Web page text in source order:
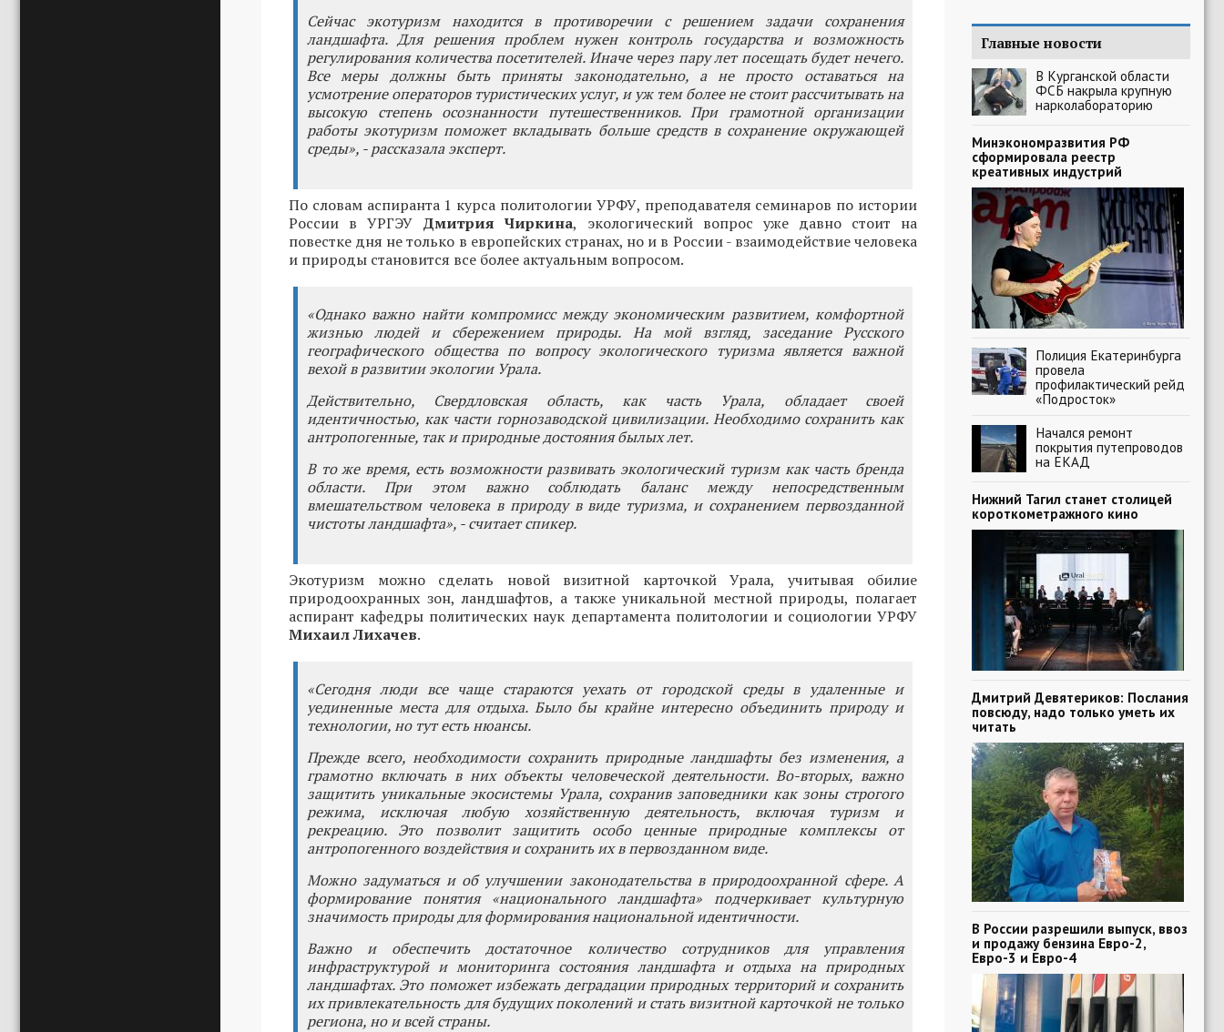
Сейчас экотуризм находится в противоречии с решением задачи сохранения
ландшафта. Для решения проблем нужен контроль государства и возможность
регулирования количества посетителей. Иначе через пару лет посещать будет нечего.
Все меры должны быть приняты законодательно, а не просто оставаться на
усмотрение операторов туристических услуг, и уж тем более не стоит рассчитывать на
высокую степень осознанности путешественников. При грамотной организации
работы экотуризм поможет вкладывать больше средств в сохранение окружающей
среды», - рассказала эксперт.
По словам аспиранта 1 курса политологии УРФУ, преподавателя семинаров по истории
России в УРГЭУ Дмитрия Чиркина, экологический вопрос уже давно стоит на
повестке дня не только в европейских странах, но и в России - взаимодействие человека
и природы становится все более актуальным вопросом.
«Однако важно найти компромисс между экономическим развитием, комфортной
жизнью людей и сбережением природы. На мой взгляд, заседание Русского
географического общества по вопросу экологического туризма является важной
вехой в развитии экологии Урала.
Действительно, Свердловская область, как часть Урала, обладает своей
идентичностью, как части горнозаводской цивилизации. Необходимо сохранить как
антропогенные, так и природные достояния былых лет.
В то же время, есть возможности развивать экологический туризм как часть бренда
области. При этом важно соблюдать баланс между непосредственным
вмешательством человека в природу в виде туризма, и сохранением первозданной
чистоты ландшафта», - считает спикер.
Экотуризм можно сделать новой визитной карточкой Урала, учитывая обилие
природоохранных зон, ландшафтов, а также уникальной местной природы, полагает
аспирант кафедры политических наук департамента политологии и социологии УРФУ
Михаил Лихачев.
«Сегодня люди все чаще стараются уехать от городской среды в удаленные и
уединенные места для отдыха. Было бы крайне интересно объединить природу и
технологии, но тут есть нюансы.
Прежде всего, необходимости сохранить природные ландшафты без изменения, а
грамотно включать в них объекты человеческой деятельности. Во-вторых, важно
защитить уникальные экосистемы Урала, сохранив заповедники как зоны строгого
режима, исключая любую хозяйственную деятельность, включая туризм и
рекреацию. Это позволит защитить особо ценные природные комплексы от
антропогенного воздействия и сохранить их в первозданном виде.
Можно задуматься и об улучшении законодательства в природоохранной сфере. А
формирование понятия «национального ландшафта» подчеркивает культурную
значимость природы для формирования национальной идентичности.
Важно и обеспечить достаточное количество сотрудников для управления
инфраструктурой и мониторинга состояния ландшафта и отдыха на природных
ландшафтах. Это поможет избежать деградации природных территорий и сохранить
их привлекательность для будущих поколений и стать визитной карточкой не только
региона, но и всей страны.
Главные новости
В Курганской области
ФСБ накрыла крупную
нарколабораторию
Минэкономразвития РФ
сформировала реестр
креативных индустрий
Полиция Екатеринбурга
провела
профилактический рейд
«Подросток»
Начался ремонт
покрытия путепроводов
на ЕКАД
Нижний Тагил станет столицей
короткометражного кино
Дмитрий Девятериков: Послания
повсюду, надо только уметь их
читать
В России разрешили выпуск, ввоз
и продажу бензина Евро-2,
Евро-3 и Евро-4